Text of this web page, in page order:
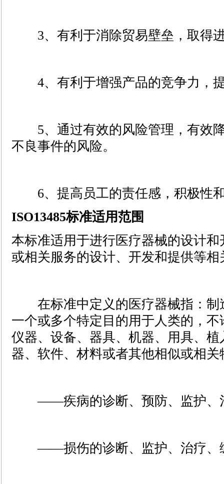
3、有利于消除贸易壁垒，取得
4、有利于增强产品的竞争力，
5、通过有效的风险管理，有效
不良事件的风险。
6、提高员工的责任感，积极性
ISO13485标准适用范围
本标准适用于进行医疗器械的设计
或相关服务的设计、开发和提供等相
在标准中定义的医疗器械指：制
一个或多个特定目的用于人类的，
仪器、设备、器具、机器、用具、
器、软件、材料或者其他相似或相
――疾病的诊断、预防、监护、
――损伤的诊断、监护、治疗、